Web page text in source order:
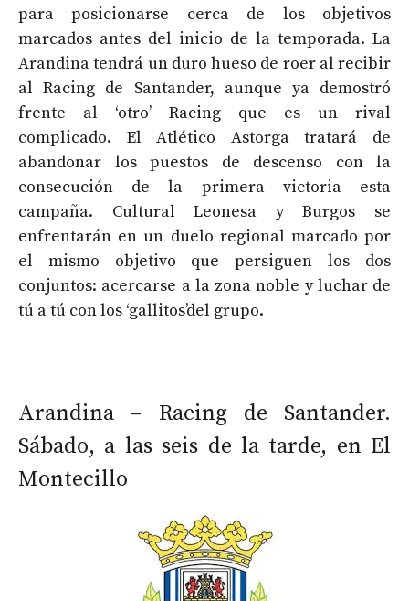
para posicionarse cerca de los objetivos
marcados antes del inicio de la temporada. La
Arandina tendrá un duro hueso de roer al recibir
al Racing de Santander, aunque ya demostró
frente al ‘otro’ Racing que es un rival
complicado. El Atlético Astorga tratará de
abandonar los puestos de descenso con la
consecución de la primera victoria esta
campaña. Cultural Leonesa y Burgos se
enfrentarán en un duelo regional marcado por
el mismo objetivo que persiguen los dos
conjuntos: acercarse a la zona noble y luchar de
tú a tú con los ‘gallitos’del grupo.
Arandina – Racing de Santander.
Sábado, a las seis de la tarde, en El
Montecillo